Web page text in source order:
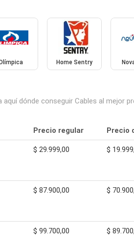
Home Sentry
dónde conseguir Cables al mejor
Precio regular Precio
$ 29.999,00 $
$ 87.900,00 $
$ 99.700,00 $